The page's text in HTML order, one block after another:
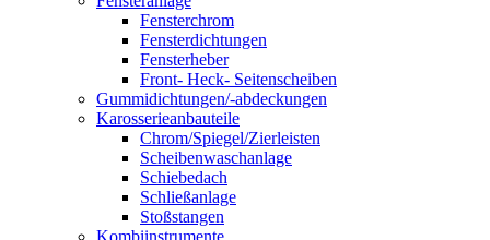
Fensterchrom
Fensterdichtungen
Fensterheber
Front- Heck- Seitenscheiben
Gummidichtungen/-abdeckungen
Karosserieanbauteile
Chrom/Spiegel/Zierleisten
Scheibenwaschanlage
Schiebedach
Schließanlage
Stoßstangen
Kombiinstrumente